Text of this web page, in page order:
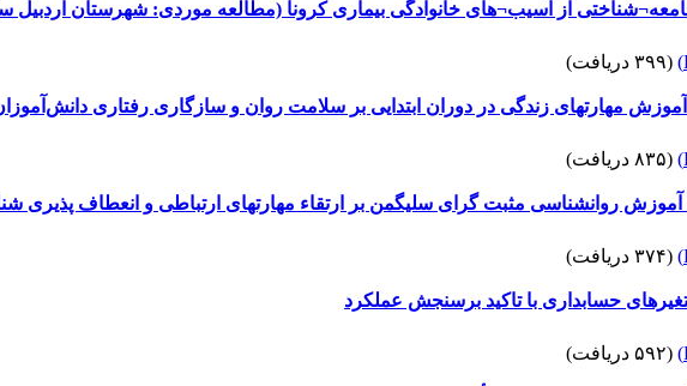
از آسیب¬های خانوادگی بیماری کرونا (مطالعه موردی: شهرستان اردبیل سال
(۳۹۹ دریافت)
مهارتهای زندگی در دوران ابتدایی بر سلامت روان و سازگاری رفتاری
(۸۳۵ دریافت)
آموزش روانشناسی مثبت گرای سلیگمن بر ارتقاء مهارتهای ارتباطی و انعطاف پذیری
(۳۷۴ دریافت)
حسابداری با تاکید برسنجش عملکرد
(۵۹۲ دریافت)